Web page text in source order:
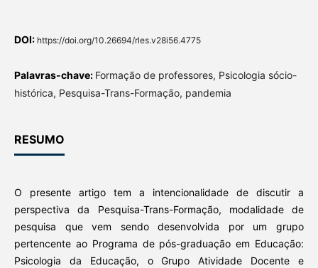
DOI: https://doi.org/10.26694/rles.v28i56.4775
Palavras-chave: Formação de professores, Psicologia sócio-
histórica, Pesquisa-Trans-Formação, pandemia
RESUMO
O presente artigo tem a intencionalidade de discutir a
perspectiva da Pesquisa-Trans-Formação, modalidade de
pesquisa que vem sendo desenvolvida por um grupo
pertencente ao Programa de pós-graduação em Educação:
Psicologia da Educação, o Grupo Atividade Docente e